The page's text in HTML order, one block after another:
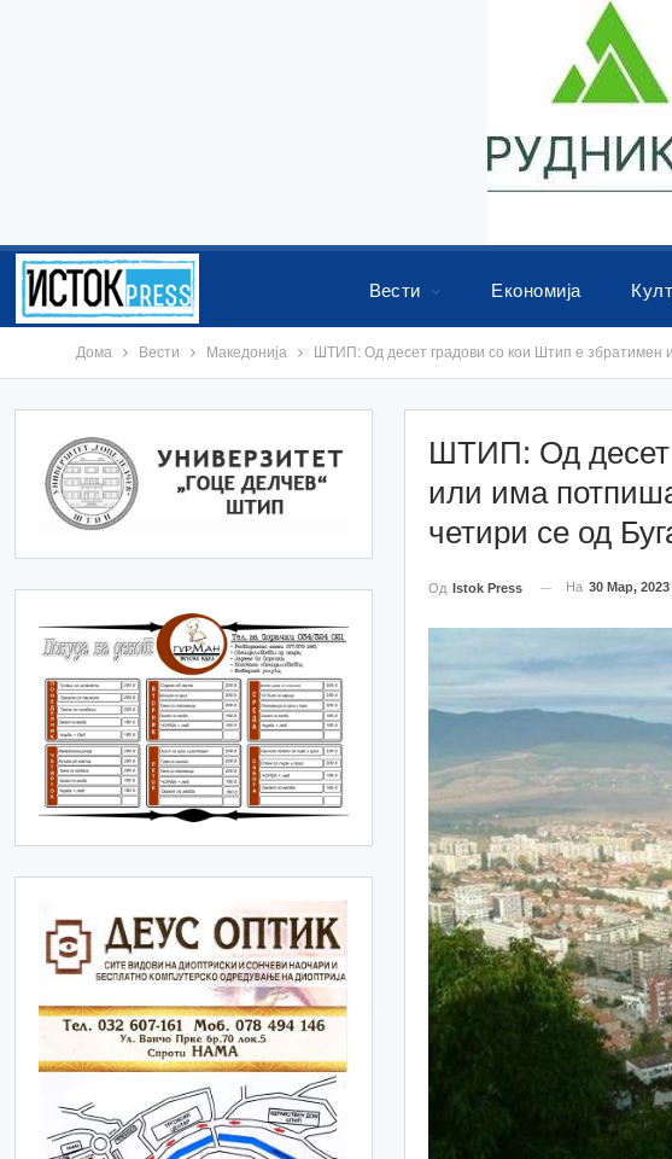
Вести Економија
Дома Вести Македонија ШТИП: Од десет градови со кои Штип е збратимен
ШТИП: Од десет
или има
четири се од
Од Istok Press На 30 Мар, 2023